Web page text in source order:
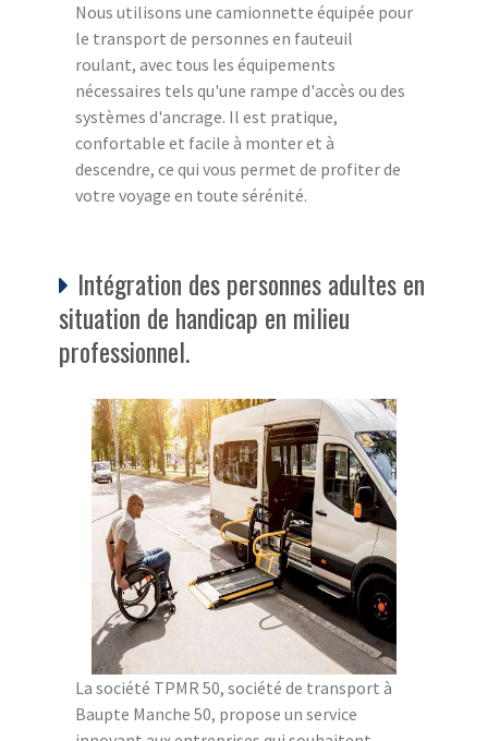
Nous utilisons une camionnette équipée pour
le transport de personnes en fauteuil
roulant, avec tous les équipements
nécessaires tels qu'une rampe d'accès ou des
systèmes d'ancrage. Il est pratique,
confortable et facile à monter et à
descendre, ce qui vous permet de profiter de
votre voyage en toute sérénité.
Intégration des personnes adultes en
situation de handicap en milieu
professionnel.
La société TPMR 50, société de transport à
Baupte Manche 50, propose un service